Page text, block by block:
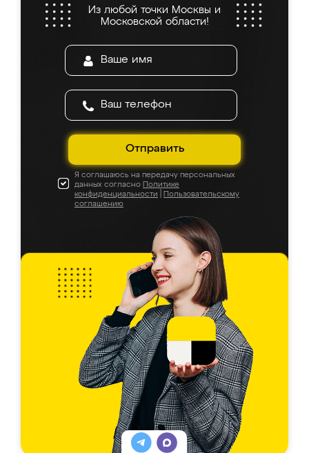
Из любой точки Москвы и
Московской области!
Отправить
Я соглашаюсь на передачу персональных
данных согласно Политике
конфиденциальности
Пользовательскому
соглашению